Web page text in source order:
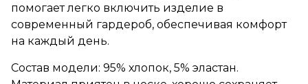
помогает легко включить изделие в
современный гардероб, обеспечивая комфорт
на каждый день.
Состав модели: 95% хлопок, 5% эластан.